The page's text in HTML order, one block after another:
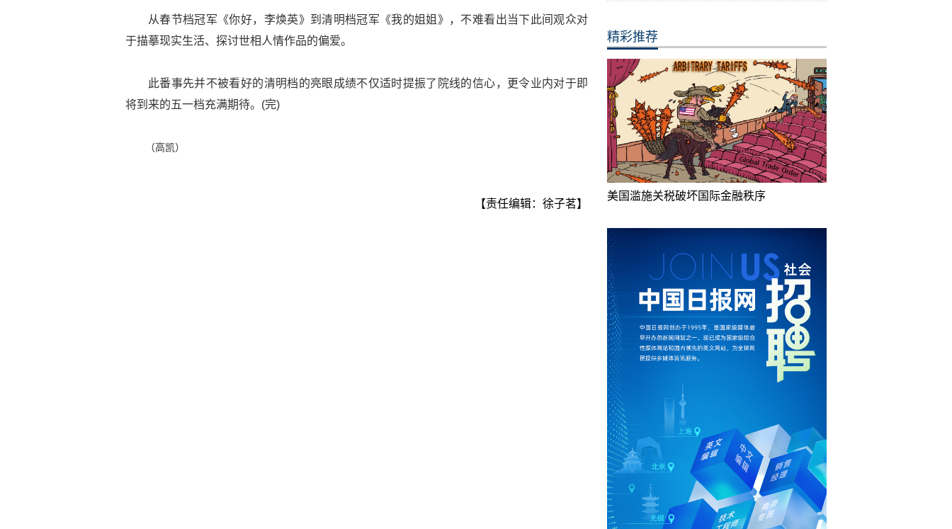
从春节档冠军《你好，李焕英》到清明档冠军《我的姐姐》，不难看出当下此间观众对
于描摹现实生活、探讨世相人情作品的偏爱。
此番事先并不被看好的清明档的亮眼成绩不仅适时提振了院线的信心，更令业内对于即
将到来的五一档充满期待。(完)
（高凯）
【责任编辑：徐子茗】
精彩推荐
美国滥施关税破坏国际金融秩序